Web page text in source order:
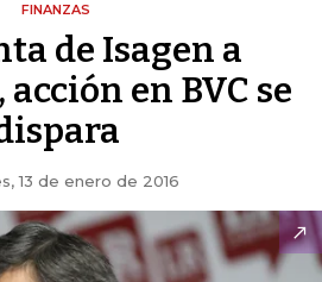
FINANZAS
de Isagen a
en BVC se
13 de enero de 2016